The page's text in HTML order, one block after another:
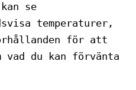
se
temperaturer,
för att
vad du kan förvänta